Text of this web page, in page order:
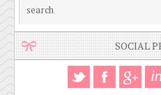
SOCIAL